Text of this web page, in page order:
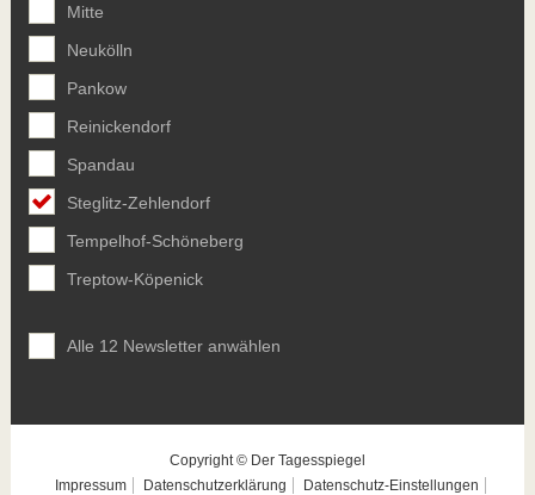
Mitte
Neukölln
Pankow
Reinickendorf
Spandau
Steglitz-Zehlendorf
Tempelhof-Schöneberg
Treptow-Köpenick
Alle 12 Newsletter anwählen
Copyright © Der Tagesspiegel
Impressum
Datenschutzerklärung Datenschutz-Einstellungen